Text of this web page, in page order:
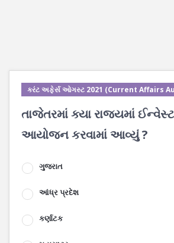
કરંટ અફેર્સ ઓગસ્ટ 2021 (Current Affairs
તાજેતરમાં ક્યા રાજ્યમાં
આયોજન કરવામાં આવ્યું ?
ગુજરાત
આંધ્ર પ્રદેશ
કર્ણાટક